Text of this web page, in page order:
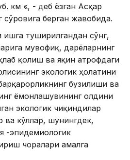
км «, - деб ёзган Aсқар
берган жавобида.
туширилгандан сўнг,
мувофиқ, дарёларнинг
қолиш ва яқин атрофдаги
экологик ҳолатини
бузилиши ва
ёмонлашувининг олдини
экологик чиқиндилар
ва кўллар, шунингдек,
-эпидемиологик
чоралари амалга